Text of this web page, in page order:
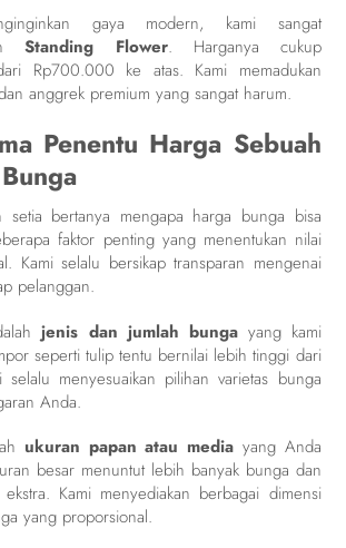
gaya modern, kami sangat
Standing Flower. Harganya cukup
Rp700.000 ke atas. Kami memadukan
anggrek premium yang sangat harum.
Penentu Harga Sebuah
setia bertanya mengapa harga bunga bisa
faktor penting yang menentukan nilai
Kami selalu bersikap transparan mengenai
pelanggan.
jenis dan jumlah bungayang kami
seperti tulip tentu bernilai lebih tinggi dari
selalu menyesuaikan pilihan varietas bunga
Anda.
ukuran papan atau media yang Anda
besar menuntut lebih banyak bunga dan
Kami menyediakan berbagai dimensi
yang proporsional.